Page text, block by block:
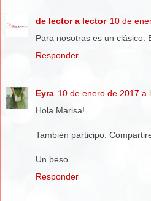
de lector a lector 10 de
Para nosotras es un clásico.
Responder
Eyra 10 de enero de 2017 a
Hola Marisa!
También participo.
Un beso
Responder